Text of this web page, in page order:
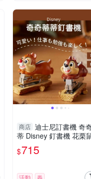
商店 迪士尼訂書機 奇
蒂 Disney 釘書機 花栗
公小物 奇奇蒂蒂 Disney
書機 花栗鼠 日本卡通文
$715
活動 券